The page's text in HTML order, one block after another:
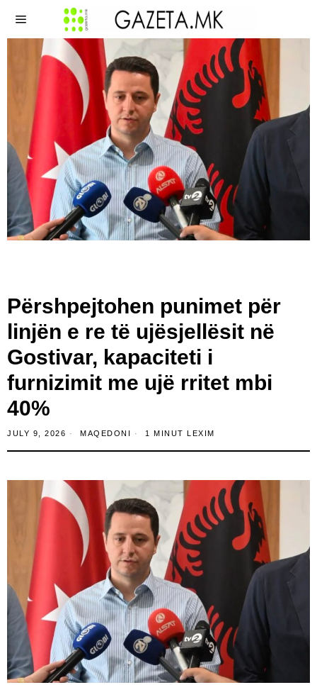
Përshpejtohen punimet për
linjën e re të ujësjellësit në
Gostivar, kapaciteti i
furnizimit me ujë rritet mbi
40%
JULY 9, 2026 MAQEDONI 1 MINUT LEXIM